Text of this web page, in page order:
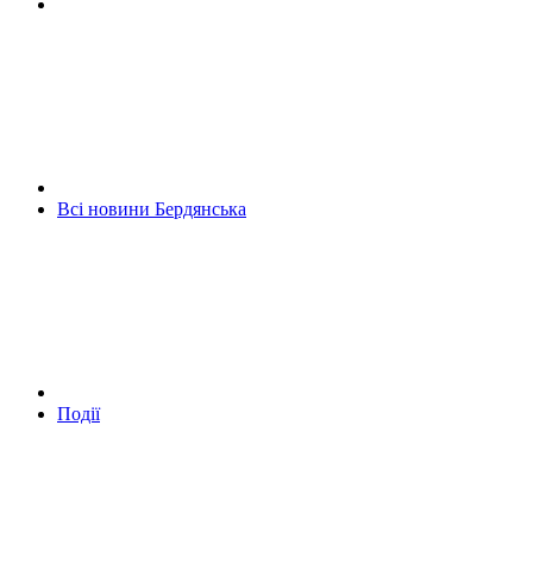
Всі новини Бердянська
Події